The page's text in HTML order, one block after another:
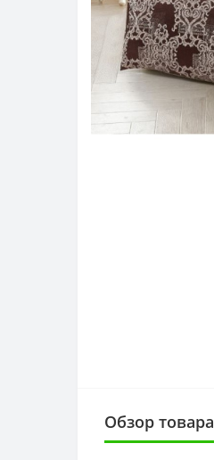
Обзор товара